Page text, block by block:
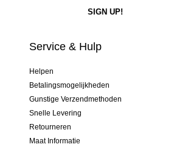
Service & Hulp
Helpen
Betalingsmogelijkheden
Gunstige Verzendmethoden
Snelle Levering
Retourneren
Maat Informatie